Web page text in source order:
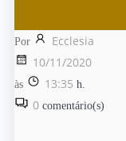
Por
Ecclesia
10/11/2020
às 13:35 h.
0 comentário(s)